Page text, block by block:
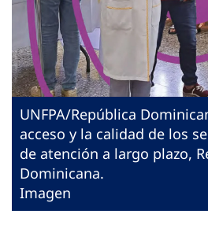
UNFPA/República
acceso y la calidad de los
de atención a largo plazo,
Dominicana.
Imagen